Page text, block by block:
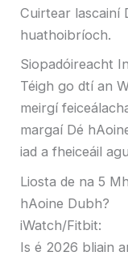
Cuirtear lascainí
huathoibríoch.
Siopadóireacht
Téigh go dtí an
meirgí
margaí Dé
iad a fheiceáil
Liosta de na 5
hAoine Dubh?
iWatch/Fitbit:
Is é 2026 bliain